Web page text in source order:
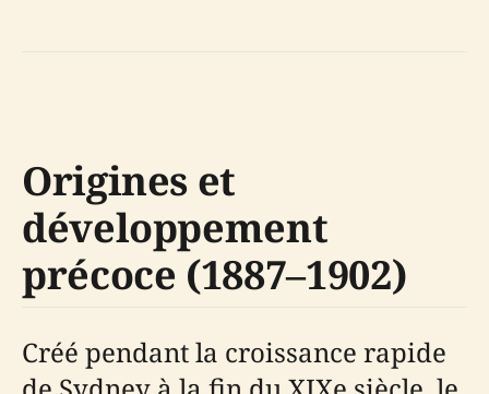
Origines et
développement
précoce (1887–1902)
Créé pendant la croissance rapide